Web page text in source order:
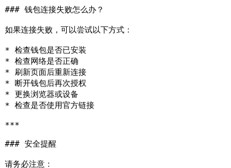
### 钱包连接失败怎么办？
如果连接失败，可以尝试以下方式：
* 检查钱包是否已安装
* 检查网络是否正确
* 刷新页面后重新连接
* 断开钱包后再次授权
* 更换浏览器或设备
* 检查是否使用官方链接
***
### 安全提醒
请务必注意：